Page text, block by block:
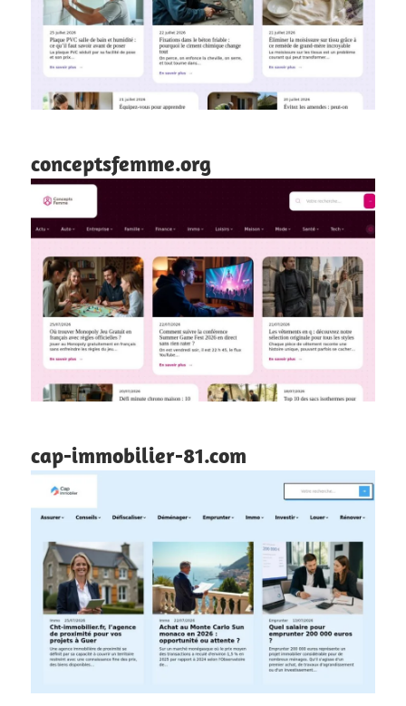
conceptsfemme.org
cap-immobilier-81.com